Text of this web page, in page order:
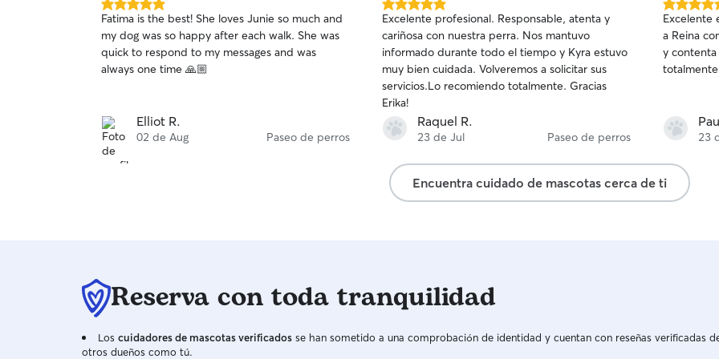
home, follow all established routines, and am
always happy to give plenty of plays, walks, and
cuddles!
5.0
de
5
estrellas
Fatima is the best! She loves Junie so much and
my dog was so happy after each walk. She was
quick to respond to my messages and was
always one time 🙏🏼
Elliot R.
02 de Aug Paseo de perros
5.0
de
5
estrellas
Excelente profesional. Responsable, atenta y
cariñosa con nuestra perra. Nos mantuvo
informado durante todo el tiempo y Kyra estuvo
muy bien cuidada. Volveremos a solicitar sus
servicios.Lo recomiendo totalmente. Gracias
Erika!
Raquel R.
23 de Jul Paseo de perros
5.0
de
5
estrellas
Excelente
a Reina
y
23
Encuentra cuidado de mascotas cerca de ti
Reserva con toda tranquilidad
Los cuidadores de mascotas verificados se han sometido a una comprobación de identidad y cuentan con reseñas verificadas
otros dueños como tú.